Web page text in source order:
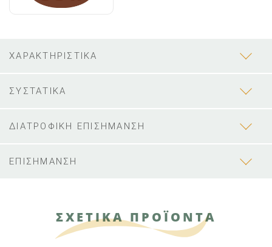
ΧΑΡΑΚΤΗΡΙΣΤΙΚΑ
ΣΥΣΤΑΤΙΚΑ
ΔΙΑΤΡΟΦΙΚΗ ΕΠΙΣΗΜΑΝΣΗ
ΕΠΙΣΗΜΑΝΣΗ
ΣΧΕΤΙΚΑ ΠΡΟΪΟΝΤΑ